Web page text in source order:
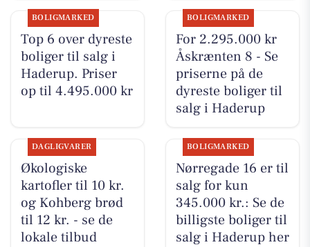
BOLIGMARKED
Top 6 over dyreste
boliger til salg i
Haderup. Priser
op til 4.495.000 kr
BOLIGMARKED
For 2.295.000 kr
Åskrænten 8 - Se
priserne på de
dyreste boliger til
salg i Haderup
DAGLIGVARER
Økologiske
kartofler til 10 kr.
og Kohberg brød
til 12 kr. - se de
lokale tilbud
BOLIGMARKED
Nørregade 16 er til
salg for kun
345.000 kr.: Se de
billigste boliger til
salg i Haderup her